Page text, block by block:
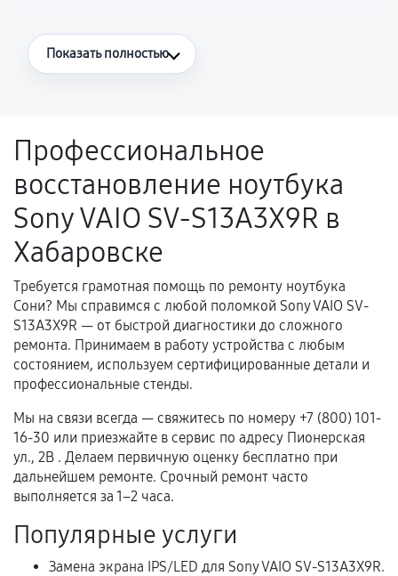
Что считается гарантийным случаем
Поломка установленной детали при
нормальной эксплуатации в течение
гарантийного срока.
Несоответствие комплектующей заявленным
техническим характеристикам.
Документы для подтверждения
гарантии
Гарантийный талон.
Акт выполненных работ с датой, перечнем
услуг и сроком гарантии.
Документы на установленные комплектующие
и кассовый чек.
Расширенная гарантия
Показать полностью
Профессиональное
восстановление ноутбука
Sony VAIO SV-S13A3X9R в
Хабаровске
Требуется грамотная помощь по ремонту ноутбука
Сони? Мы справимся с любой поломкой Sony VAIO SV-
S13A3X9R — от быстрой диагностики до сложного
ремонта. Принимаем в работу устройства с любым
состоянием, используем сертифицированные детали и
профессиональные стенды.
Мы на связи всегда — свяжитесь по номеру +7 (800) 101-
16-30 или приезжайте в сервис по адресу Пионерская
ул., 2В . Делаем первичную оценку бесплатно при
дальнейшем ремонте. Срочный ремонт часто
выполняется за 1–2 часа.
Популярные услуги
Замена экрана IPS/LED для Sony VAIO SV-S13A3X9R.